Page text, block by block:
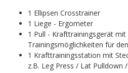
1 Ellipsen Crosstrainer
1 Liege - Ergometer
1 Pull - Krafttrainingsgerät
Trainingsmöglichkeiten für
1 Krafttrainingsstation mit
z.B. Leg Press / Lat Pulldown